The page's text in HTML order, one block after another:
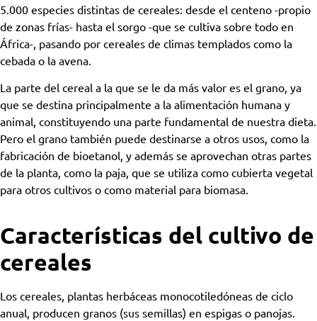
5.000 especies distintas de cereales: desde el centeno -propio
de zonas frías- hasta el sorgo -que se cultiva sobre todo en
África-, pasando por cereales de climas templados como la
cebada o la avena.
La parte del cereal a la que se le da más valor es el grano, ya
que se destina principalmente a la alimentación humana y
animal, constituyendo una parte fundamental de nuestra dieta.
Pero el grano también puede destinarse a otros usos, como la
fabricación de bioetanol, y además se aprovechan otras partes
de la planta, como la paja, que se utiliza como cubierta vegetal
para otros cultivos o como material para biomasa.
Características del cultivo de
cereales
Los cereales, plantas herbáceas monocotiledóneas de ciclo
anual, producen granos (sus semillas) en espigas o panojas.